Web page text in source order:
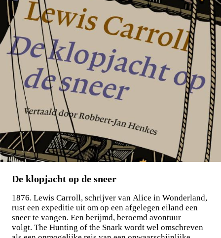
BESTEL
De klopjacht op de sneer
1876. Lewis Carroll, schrijver van Alice in Wonderland,
rust een expeditie uit om op een afgelegen eiland een
sneer te vangen. Een berijmd, beroemd avontuur
volgt. The Hunting of the Snark wordt wel omschreven